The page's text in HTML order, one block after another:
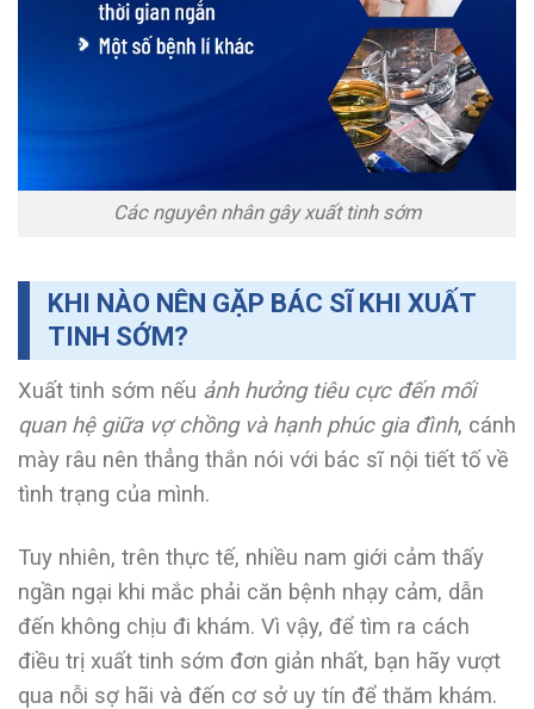
Các nguyên nhân gây xuất tinh sớm
KHI NÀO NÊN GẶP BÁC SĨ KHI XUẤT
TINH SỚM?
Xuất tinh sớm nếu ảnh hưởng tiêu cực đến mối
quan hệ giữa vợ chồng và hạnh phúc gia đình, cánh
mày râu nên thẳng thắn nói với bác sĩ nội tiết tố về
tình trạng của mình.
Tuy nhiên, trên thực tế, nhiều nam giới cảm thấy
ngần ngại khi mắc phải căn bệnh nhạy cảm, dẫn
đến không chịu đi khám. Vì vậy, để tìm ra cách
điều trị xuất tinh sớm đơn giản nhất, bạn hãy vượt
qua nỗi sợ hãi và đến cơ sở uy tín để thăm khám.